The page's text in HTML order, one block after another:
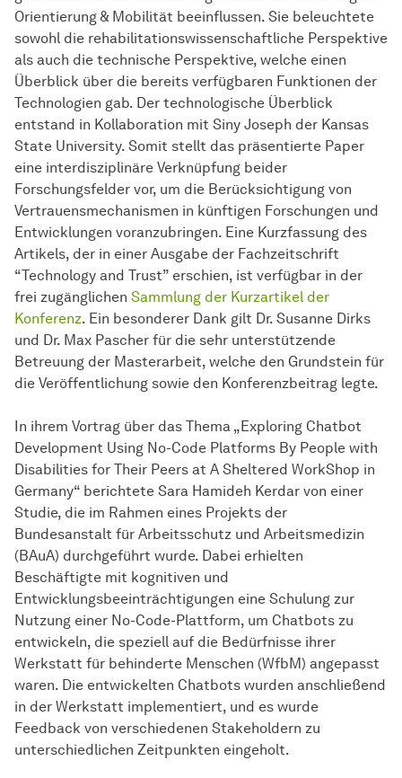
Orientierung & Mobilität beeinflussen. Sie beleuchtete
sowohl die rehabilitationswissenschaftliche Perspektive
als auch die technische Perspektive, welche einen
Überblick über die bereits verfügbaren Funktionen der
Technologien gab. Der technologische Überblick
entstand in Kollaboration mit Siny Joseph der Kansas
State University. Somit stellt das präsentierte Paper
eine interdisziplinäre Verknüpfung beider
Forschungsfelder vor, um die Berücksichtigung von
Vertrauensmechanismen in künftigen Forschungen und
Entwicklungen voranzubringen. Eine Kurzfassung des
Artikels, der in einer Ausgabe der Fachzeitschrift
“Technology and Trust” erschien, ist verfügbar in der
frei zugänglichen Sammlung der Kurzartikel der
Konferenz. Ein besonderer Dank gilt Dr. Susanne Dirks
und Dr. Max Pascher für die sehr unterstützende
Betreuung der Masterarbeit, welche den Grundstein für
die Veröffentlichung sowie den Konferenzbeitrag legte.
In ihrem Vortrag über das Thema „Exploring Chatbot
Development Using No-Code Platforms By People with
Disabilities for Their Peers at A Sheltered WorkShop in
Germany“ berichtete Sara Hamideh Kerdar von einer
Studie, die im Rahmen eines Projekts der
Bundesanstalt für Arbeitsschutz und Arbeitsmedizin
(BAuA) durchgeführt wurde. Dabei erhielten
Beschäftigte mit kognitiven und
Entwicklungsbeeinträchtigungen eine Schulung zur
Nutzung einer No-Code-Plattform, um Chatbots zu
entwickeln, die speziell auf die Bedürfnisse ihrer
Werkstatt für behinderte Menschen (WfbM) angepasst
waren. Die entwickelten Chatbots wurden anschließend
in der Werkstatt implementiert, und es wurde
Feedback von verschiedenen Stakeholdern zu
unterschiedlichen Zeitpunkten eingeholt.